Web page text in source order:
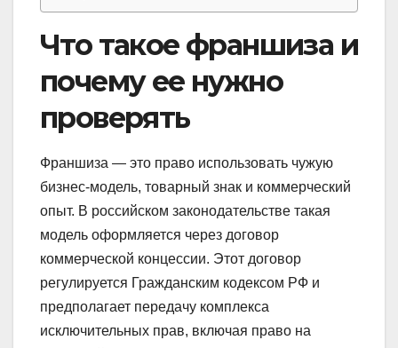
Что такое франшиза и
почему ее нужно
проверять
Франшиза — это право использовать чужую
бизнес-модель, товарный знак и коммерческий
опыт. В российском законодательстве такая
модель оформляется через договор
коммерческой концессии. Этот договор
регулируется Гражданским кодексом РФ и
предполагает передачу комплекса
исключительных прав, включая право на